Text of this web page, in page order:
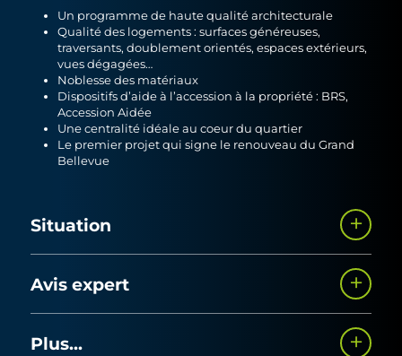
Un programme de haute qualité architecturale
Qualité des logements : surfaces généreuses,
traversants, doublement orientés, espaces extérieurs,
vues dégagées…
Noblesse des matériaux
Dispositifs d’aide à l’accession à la propriété : BRS,
Accession Aidée
Une centralité idéale au coeur du quartier
Le premier projet qui signe le renouveau du Grand
Bellevue
Situation
Nova est situé Place Mendès France, le coeur de vie du
Grand Bellevue
Avis expert
Situé au coeur du Grand Bellevue, l’opération Nova signe
le renouveau de la place Mendès France, à proximité
Plus...